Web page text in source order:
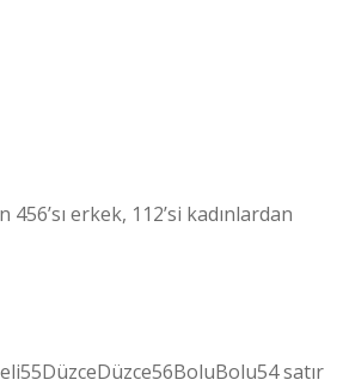
erkek, 112’si kadınlardan
satır